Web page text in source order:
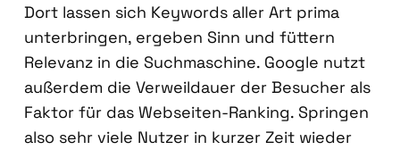
Dort las­sen sich Key­words aller Art pri­ma
unter­brin­gen, erge­ben Sinn und füt­tern
Rele­vanz in die Such­ma­schi­ne. Goog­le nutzt
außer­dem die Ver­weil­dau­er der Besu­cher als
Fak­tor für das Web­sei­ten-Ran­king. Sprin­gen
also sehr vie­le Nut­zer in kur­zer Zeit wie­der